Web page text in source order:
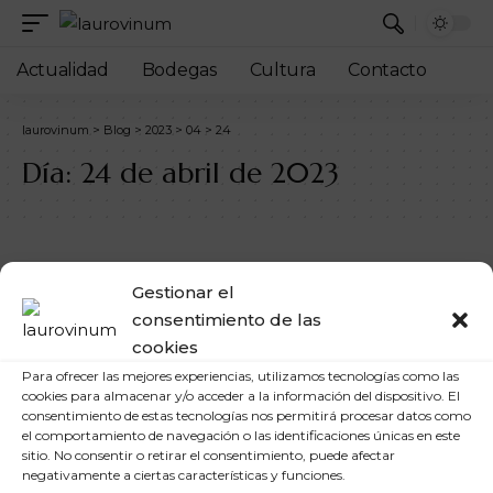
Gestionar el
consentimiento de las
cookies
Para ofrecer las mejores experiencias, utilizamos tecnologías como las
cookies para almacenar y/o acceder a la información del dispositivo. El
consentimiento de estas tecnologías nos permitirá procesar datos como
el comportamiento de navegación o las identificaciones únicas en este
sitio. No consentir o retirar el consentimiento, puede afectar
negativamente a ciertas características y funciones.
Actualidad Bodegas Cultura Contacto
laurovinum > Blog > 2023 > 04 > 24
Día: 24 de abril de 2023